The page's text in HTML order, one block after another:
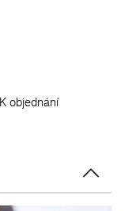
K objednání